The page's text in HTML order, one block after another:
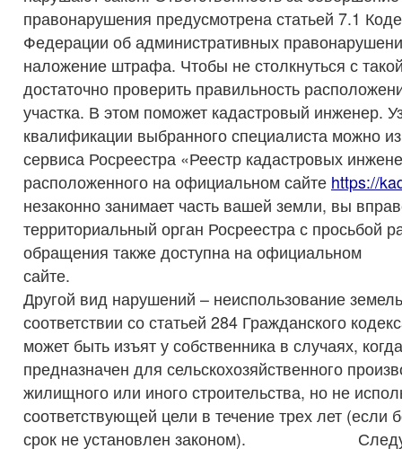
правонарушения предусмотрена статьей 7.1
Федерации об административных
наложение штрафа. Чтобы не столкнуться с
достаточно проверить правильность
участка. В этом поможет кадастровый инженер.
квалификации выбранного специалиста можно
сервиса Росреестра «Реестр кадастровых
расположенного на официальном сайте https://
незаконно занимает часть вашей земли, вы
территориальный орган Росреестра с просьбой
обращения также доступна на официальном
Другой вид нарушений – неиспользование
соответствии со статьей 284 Гражданского
может быть изъят у собственника в случаях,
предназначен для сельскохозяйственного
жилищного или иного строительства, но не
соответствующей цели в течение трех лет (если
срок не установлен законом).